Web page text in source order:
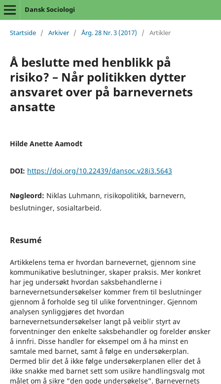
Dansk Sociologi
Startside / Arkiver / Årg. 28 Nr. 3 (2017) / Artikler
Å beslutte med henblikk på
risiko? – Når politikken dytter
ansvaret over på barnevernets
ansatte
Hilde Anette Aamodt
DOI: https://doi.org/10.22439/dansoc.v28i3.5643
Nøgleord: Niklas Luhmann, risikopolitikk, barnevern,
beslutninger, sosialtarbeid.
Resumé
Artikkelens tema er hvordan barnevernet, gjennom sine
kommunikative beslutninger, skaper praksis. Mer konkret
har jeg undersøkt hvordan saksbehandlerne i
barnevernetsundersøkelser kommer frem til beslutninger
gjennom å forholde seg til ulike forventninger. Gjennom
analysen synliggjøres det hvordan
barnevernetsundersøkelser langt på veiblir styrt av
forventninger den enkelte saksbehandler og forelder ønsker
å innfri. Disse handler for eksempel om å ha minst en
samtale med barnet, samt å følge en undersøkerplan.
Dermed blir det å ikke følge undersøkerplanen eller det å
ikke snakke med barnet sett som usikre handlingsvalg mot
målet om å sikre ”den gode undersøkelse”. Barnevernets